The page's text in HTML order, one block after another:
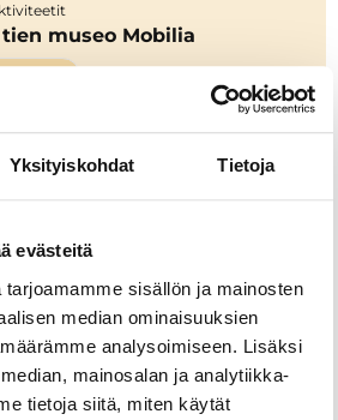
Yksityiskohdat Tietoja
evästeitä
sisällön ja mainosten
median ominaisuuksien
analysoimiseen. Lisäksi
mainosalan ja analytiikka-
tietoja siitä, miten käytät
museo Mobilia
galleriat
perheille
Ponimaa